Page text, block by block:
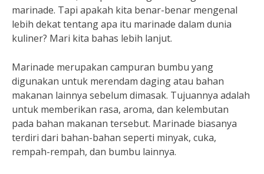
marinade. Tapi apakah kita benar-benar mengenal
lebih dekat tentang apa itu marinade dalam dunia
kuliner? Mari kita bahas lebih lanjut.
Marinade merupakan campuran bumbu yang
digunakan untuk merendam daging atau bahan
makanan lainnya sebelum dimasak. Tujuannya adalah
untuk memberikan rasa, aroma, dan kelembutan
pada bahan makanan tersebut. Marinade biasanya
terdiri dari bahan-bahan seperti minyak, cuka,
rempah-rempah, dan bumbu lainnya.